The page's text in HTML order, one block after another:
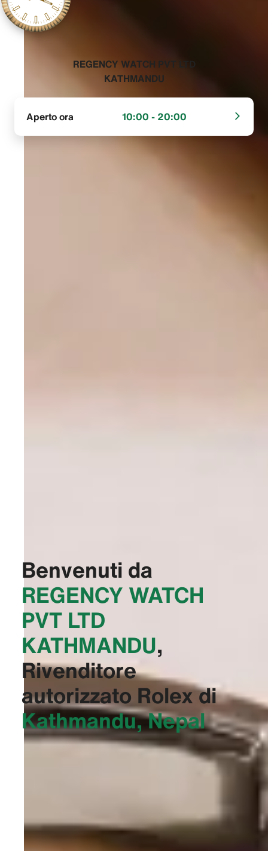
‭REGENCY WATCH PVT LTD
KATHMANDU‬
Aperto ora 10:00 - 20:00
Benvenuti da
‭REGENCY WATCH
PVT LTD
KATHMANDU‬,
Rivenditore
autorizzato Rolex di
Kathmandu, Nepal